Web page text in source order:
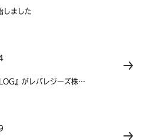
しました
』がレバレジーズ株式